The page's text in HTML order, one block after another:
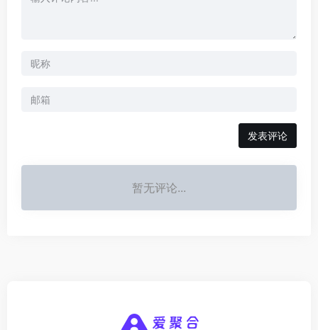
发表评论
暂无评论...